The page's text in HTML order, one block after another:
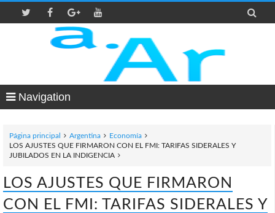

Navigation
Página principal Argentina
Economía
LOS AJUSTES QUE FIRMARON CON EL FMI: TARIFAS SIDERALES Y
JUBILADOS EN LA INDIGENCIA
LOS AJUSTES QUE FIRMARON
CON EL FMI: TARIFAS SIDERALES Y